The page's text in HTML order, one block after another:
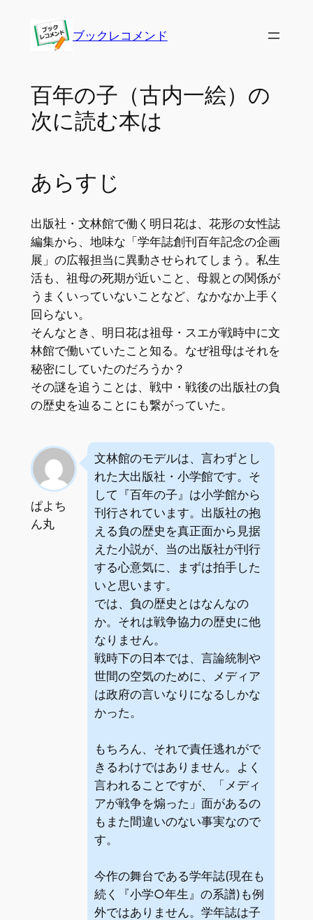
ブックレコメンド
百年の子（古内一絵）の
次に読む本は
あらすじ
出版社・文林館で働く明日花は、花形の女性誌
編集から、地味な「学年誌創刊百年記念の企画
展」の広報担当に異動させられてしまう。私生
活も、祖母の死期が近いこと、母親との関係が
うまくいっていないことなど、なかなか上手く
回らない。
そんなとき、明日花は祖母・スエが戦時中に文
林館で働いていたこと知る。なぜ祖母はそれを
秘密にしていたのだろうか？
その謎を追うことは、戦中・戦後の出版社の負
の歴史を辿ることにも繋がっていた。
ぱよち
ん丸
文林館のモデルは、言わずとし
れた大出版社・小学館です。そ
して『百年の子』は小学館から
刊行されています。出版社の抱
える負の歴史を真正面から見据
えた小説が、当の出版社が刊行
する心意気に、まずは拍手した
いと思います。
では、負の歴史とはなんなの
か。それは戦争協力の歴史に他
なりません。
戦時下の日本では、言論統制や
世間の空気のために、メディア
は政府の言いなりになるしかな
かった。
もちろん、それで責任逃れがで
きるわけではありません。よく
言われることですが、「メディ
アが戦争を煽った」面があるの
もまた間違いのない事実なので
す。
今作の舞台である学年誌(現在も
続く『小学○年生』の系譜)も例
外ではありません。学年誌は子